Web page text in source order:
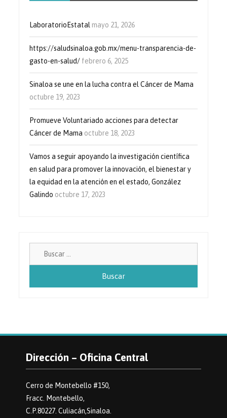
LaboratorioEstatal mayo 21, 2026
https://saludsinaloa.gob.mx/menu-transparencia-de-
gasto-en-salud/ febrero 6, 2025
Sinaloa se une en la lucha contra el Cáncer de Mama
octubre 19, 2023
Promueve Voluntariado acciones para detectar
Cáncer de Mama octubre 18, 2023
Vamos a seguir apoyando la investigación científica
en salud para promover la innovación, el bienestar y
la equidad en la atención en el estado, González
Galindo octubre 17, 2023
Dirección – Oficina Central
Cerro de Montebello #150,
Fracc. Montebello,
C.P.80227. Culiacán,Sinaloa.